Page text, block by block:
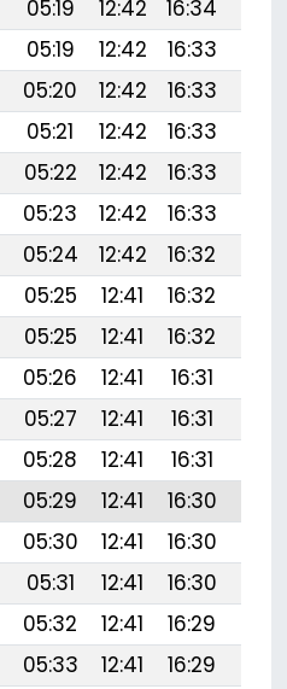
05:19 12:42 16:34
05:19 12:42 16:33
05:20 12:42 16:33
05:21 12:42 16:33
05:22 12:42 16:33
05:23 12:42 16:33
05:24 12:42 16:32
05:25 12:41 16:32
05:25 12:41 16:32
05:26 12:41 16:31
05:27 12:41 16:31
05:28 12:41 16:31
05:29 12:41 16:30
05:30 12:41 16:30
05:31 12:41 16:30
05:32 12:41 16:29
05:33 12:41 16:29